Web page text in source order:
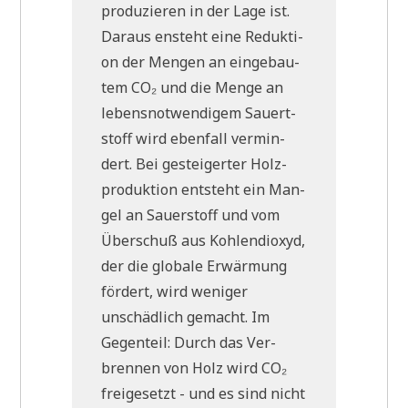
pro­du­zie­ren in der Lage ist.
Dar­aus ensteht eine Reduk­ti­
on der Men­gen an ein­ge­bau­
tem CO₂ und die Men­ge an
lebens­not­wen­di­gem Sau­ert­
stoff wird eben­fall ver­min­
dert. Bei gestei­ger­ter Holz­
pro­duk­ti­on ent­steht ein Man­
gel an Sau­er­stoff und vom
Über­schuß aus Koh­len­di­oxyd,
der die glo­ba­le Erwär­mung
för­dert, wird weni­ger
unschäd­lich gemacht. Im
Gegen­teil: Durch das Ver­
bren­nen von Holz wird CO₂
frei­ge­setzt - und es sind nicht